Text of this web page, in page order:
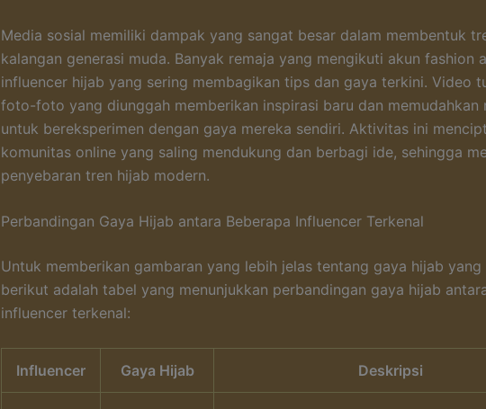
Media sosial memiliki dampak yang sangat besar dalam membentuk
kalangan generasi muda. Banyak remaja yang mengikuti akun fashion
influencer hijab yang sering membagikan tips dan gaya terkini. Video
foto-foto yang diunggah memberikan inspirasi baru dan memudahkan
untuk bereksperimen dengan gaya mereka sendiri. Aktivitas ini
komunitas online yang saling mendukung dan berbagi ide, sehingga
penyebaran tren hijab modern.
Perbandingan Gaya Hijab antara Beberapa Influencer Terkenal
Untuk memberikan gambaran yang lebih jelas tentang gaya hijab yang
berikut adalah tabel yang menunjukkan perbandingan gaya hijab
influencer terkenal:
Influencer Gaya Hijab Deskripsi